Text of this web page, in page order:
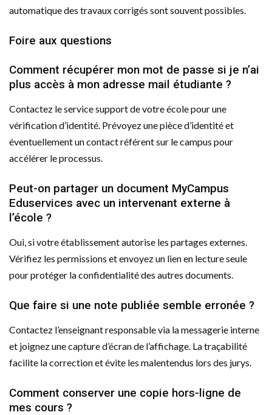
automatique des travaux corrigés sont souvent possibles.
Foire aux questions
Comment récupérer mon mot de passe si je n’ai
plus accès à mon adresse mail étudiante ?
Contactez le service support de votre école pour une
vérification d’identité. Prévoyez une pièce d’identité et
éventuellement un contact référent sur le campus pour
accélérer le processus.
Peut-on partager un document MyCampus
Eduservices avec un intervenant externe à
l’école ?
Oui, si votre établissement autorise les partages externes.
Vérifiez les permissions et envoyez un lien en lecture seule
pour protéger la confidentialité des autres documents.
Que faire si une note publiée semble erronée ?
Contactez l’enseignant responsable via la messagerie interne
et joignez une capture d’écran de l’affichage. La traçabilité
facilite la correction et évite les malentendus lors des jurys.
Comment conserver une copie hors-ligne de
mes cours ?